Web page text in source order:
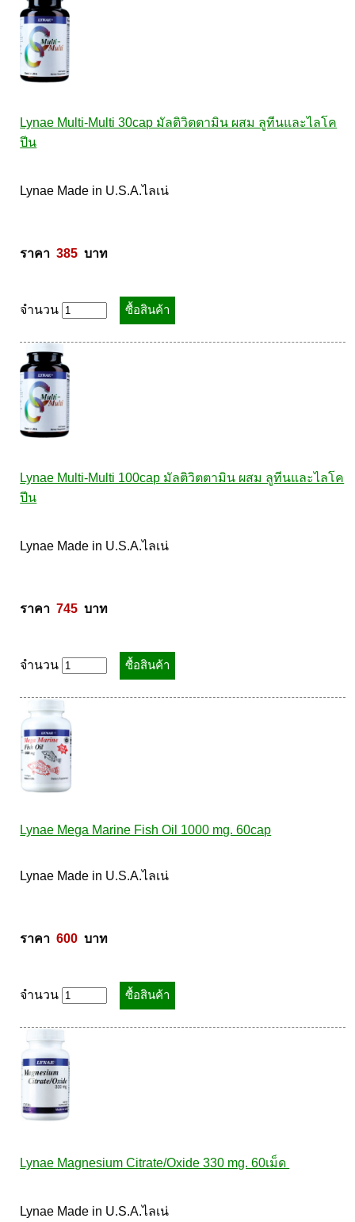
Lynae Multi-Multi 30cap มัลติวิตตามิน ผสม ลูทีนและไลโค
ปีน
Lynae Made in U.S.A.ไลเน่
ราคา 385
  บาท
จำนวน
Lynae Multi-Multi 100cap มัลติวิตตามิน ผสม ลูทีนและไลโค
ปีน
Lynae Made in U.S.A.ไลเน่
ราคา 745
  บาท
จำนวน
Lynae Mega Marine Fish Oil 1000 mg. 60cap
Lynae Made in U.S.A.ไลเน่
ราคา 600
  บาท
จำนวน
Lynae Magnesium Citrate/Oxide 330 mg. 60เม็ด
Lynae Made in U.S.A.ไลเน่